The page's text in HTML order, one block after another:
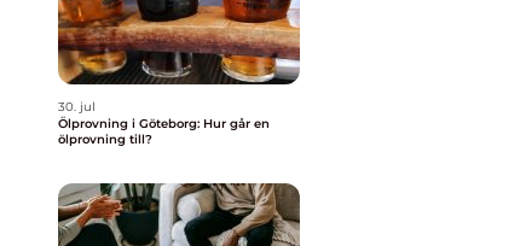
30. jul
Ölprovning i Göteborg: Hur går en
ölprovning till?